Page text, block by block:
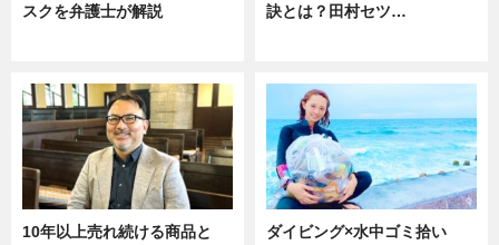
スクを弁護士が解説
訣とは？田村セツ…
10年以上売れ続ける商品と
ダイビング×水中ゴミ拾い